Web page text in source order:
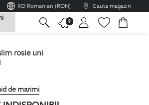
RO Romanian (RON) Cauta magazin
9
INDISPONIBIL